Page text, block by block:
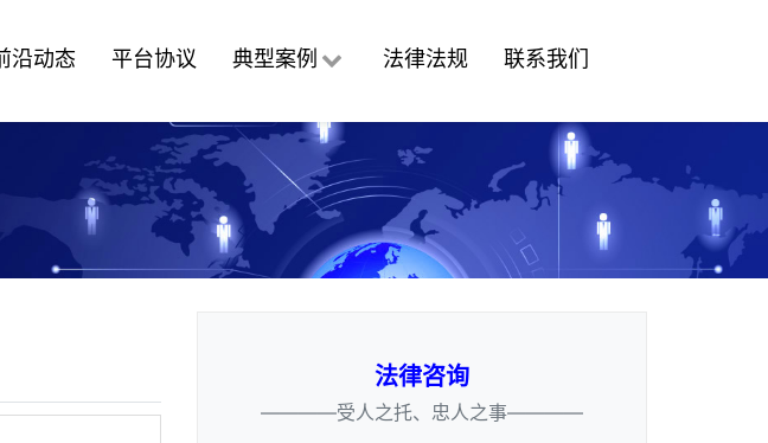
沿动态 平台协议 典型案例 法律法规 联系我们
法律咨询
————受人之托、忠人之事————